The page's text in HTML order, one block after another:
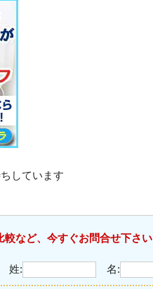
しています
など、今すぐお問合せ下さい
姓: 名: